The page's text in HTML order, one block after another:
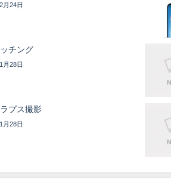
月24日
チング
月28日
プス撮影
月28日